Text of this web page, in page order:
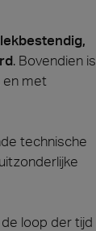
. Bovendien is
en met
technische
loop der tijd